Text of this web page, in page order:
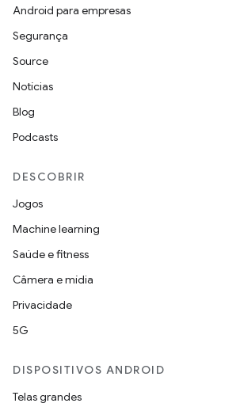
Android para empresas
Segurança
Source
Notícias
Blog
Podcasts
DESCOBRIR
Jogos
Machine learning
Saúde e fitness
Câmera e mídia
Privacidade
5G
DISPOSITIVOS ANDROID
Telas grandes